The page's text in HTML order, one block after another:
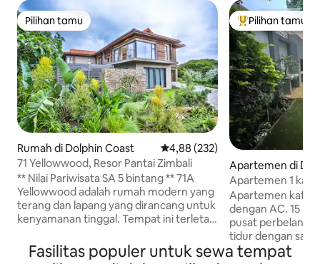
Pilihan tamu
Pilihan tamu
Rumah di Dolphin Coast Nilai rata-rata 4,88 dari 5, 232
4,88 (232)
71 Yellowwood, Resor Pantai Zimbali
** Nilai Pariwisata SA 5 bintang ** 71A
Yellowwood adalah rumah modern yang
terang dan lapang yang dirancang untuk
kenyamanan tinggal. Tempat ini terletak
penghargaan yang menawarkan
berbagai fasilitas termasuk lapangan golf
Pilihan tamu
Pilihan tamu
Apartemen di
t
Apartemen 1
dengan tata letak
Apartemen
dengan AC. 15
pusat
tidur dengan
berukuran
Fasilitas populer untuk sewa tempat